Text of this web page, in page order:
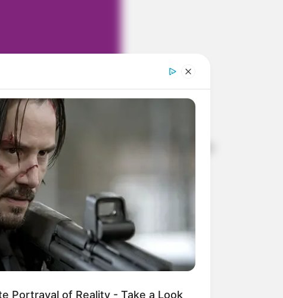
e Paraguaçu Paulista. As posições
Portrayal of Reality - Take a Look